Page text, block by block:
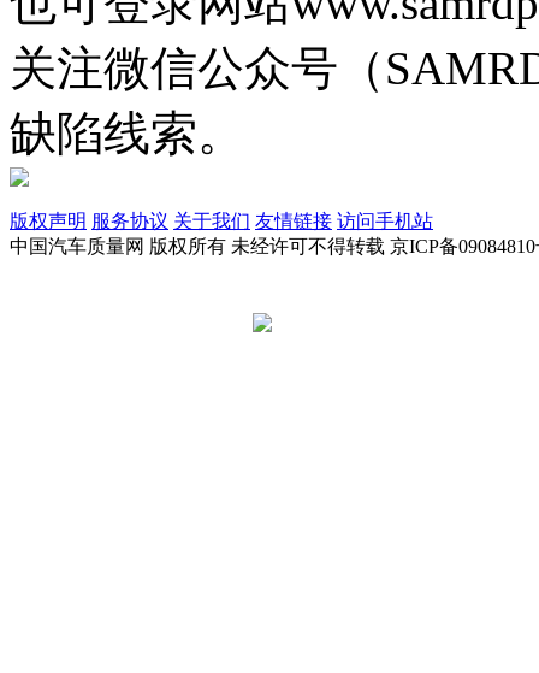
关注微信公众号（
缺陷线索。
版权声明 服务协议 关于我们 友情链接 访问手机站
中国汽车质量网 版权所有 未经许可不得转载 京ICP备09084810